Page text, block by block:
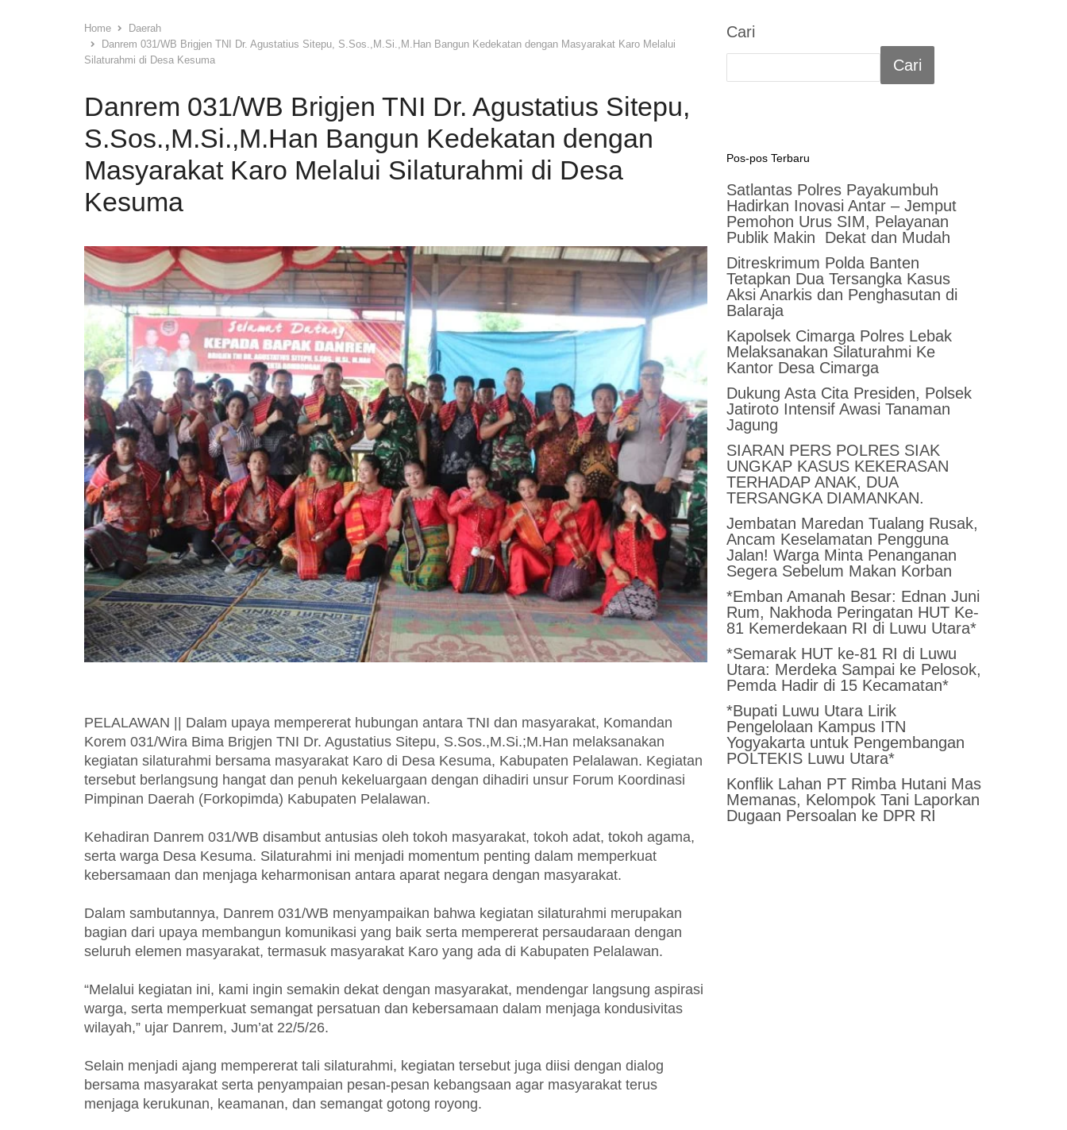
Home
Daerah
Danrem 031/WB Brigjen TNI Dr. Agustatius Sitepu, S.Sos.,M.Si.,M.Han Bangun Kedekatan dengan Masyarakat Karo Melalui
Silaturahmi di Desa Kesuma
Danrem 031/WB Brigjen TNI Dr. Agustatius Sitepu,
S.Sos.,M.Si.,M.Han Bangun Kedekatan dengan
Masyarakat Karo Melalui Silaturahmi di Desa
Kesuma
PELALAWAN || Dalam upaya mempererat hubungan antara TNI dan masyarakat, Komandan
Korem 031/Wira Bima Brigjen TNI Dr. Agustatius Sitepu, S.Sos.,M.Si.;M.Han melaksanakan
kegiatan silaturahmi bersama masyarakat Karo di Desa Kesuma, Kabupaten Pelalawan. Kegiatan
tersebut berlangsung hangat dan penuh kekeluargaan dengan dihadiri unsur Forum Koordinasi
Pimpinan Daerah (Forkopimda) Kabupaten Pelalawan.
Kehadiran Danrem 031/WB disambut antusias oleh tokoh masyarakat, tokoh adat, tokoh agama,
serta warga Desa Kesuma. Silaturahmi ini menjadi momentum penting dalam memperkuat
kebersamaan dan menjaga keharmonisan antara aparat negara dengan masyarakat.
Dalam sambutannya, Danrem 031/WB menyampaikan bahwa kegiatan silaturahmi merupakan
bagian dari upaya membangun komunikasi yang baik serta mempererat persaudaraan dengan
seluruh elemen masyarakat, termasuk masyarakat Karo yang ada di Kabupaten Pelalawan.
“Melalui kegiatan ini, kami ingin semakin dekat dengan masyarakat, mendengar langsung aspirasi
warga, serta memperkuat semangat persatuan dan kebersamaan dalam menjaga kondusivitas
wilayah,” ujar Danrem, Jum’at 22/5/26.
Selain menjadi ajang mempererat tali silaturahmi, kegiatan tersebut juga diisi dengan dialog
bersama masyarakat serta penyampaian pesan-pesan kebangsaan agar masyarakat terus
menjaga kerukunan, keamanan, dan semangat gotong royong.
Cari
Cari
Pos-pos Terbaru
Satlantas Polres Payakumbuh
Hadirkan Inovasi Antar – Jemput
Pemohon Urus SIM, Pelayanan
Publik Makin Dekat dan Mudah
Ditreskrimum Polda Banten
Tetapkan Dua Tersangka Kasus
Aksi Anarkis dan Penghasutan di
Balaraja
Kapolsek Cimarga Polres Lebak
Melaksanakan Silaturahmi Ke
Kantor Desa Cimarga
Dukung Asta Cita Presiden, Polsek
Jatiroto Intensif Awasi Tanaman
Jagung
SIARAN PERS POLRES SIAK
UNGKAP KASUS KEKERASAN
TERHADAP ANAK, DUA
TERSANGKA DIAMANKAN.
Jembatan Maredan Tualang Rusak,
Ancam Keselamatan Pengguna
Jalan! Warga Minta Penanganan
Segera Sebelum Makan Korban
*Emban Amanah Besar: Ednan Juni
Rum, Nakhoda Peringatan HUT Ke-
81 Kemerdekaan RI di Luwu Utara*
*Semarak HUT ke-81 RI di Luwu
Utara: Merdeka Sampai ke Pelosok,
Pemda Hadir di 15 Kecamatan*
*Bupati Luwu Utara Lirik
Pengelolaan Kampus ITN
Yogyakarta untuk Pengembangan
POLTEKIS Luwu Utara*
Konflik Lahan PT Rimba Hutani Mas
Memanas, Kelompok Tani Laporkan
Dugaan Persoalan ke DPR RI